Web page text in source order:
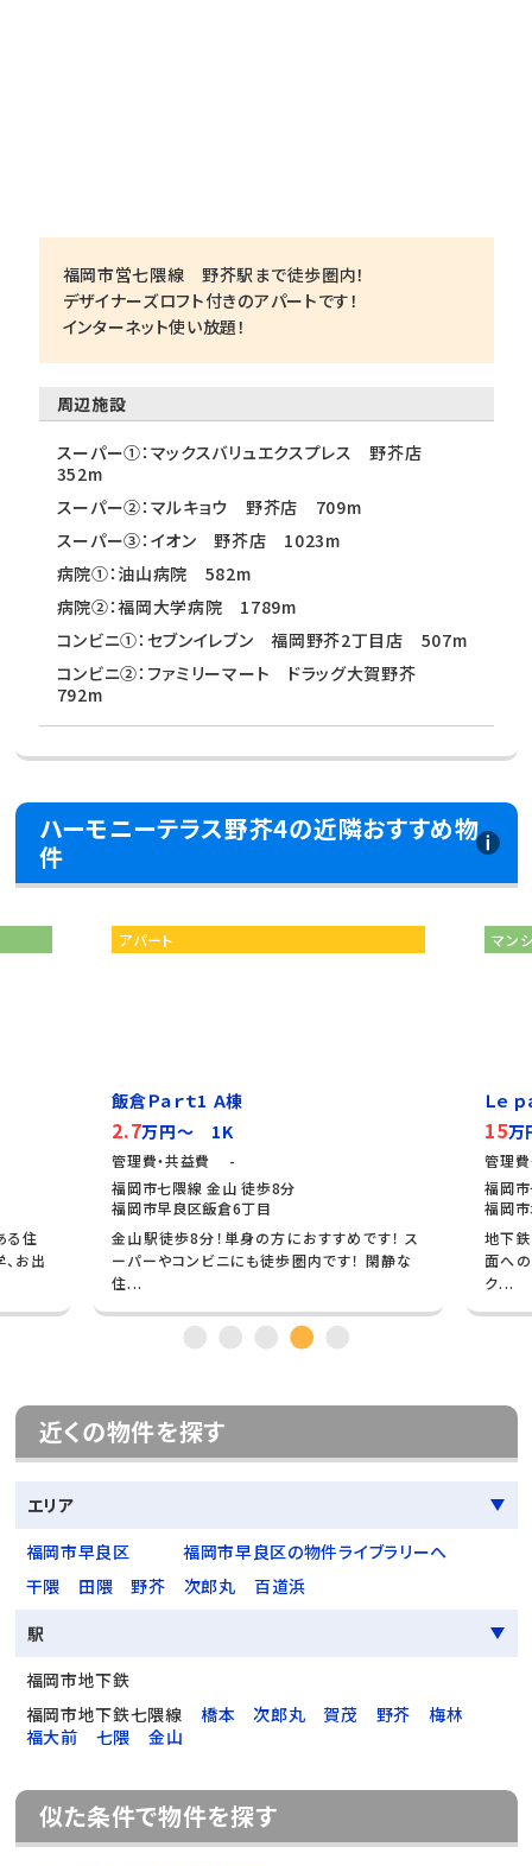
福岡市営七隈線 野芥駅まで徒歩圏内！
デザイナーズロフト付きのアパートです！
インターネット使い放題！
周辺施設
スーパー①：マックスバリュエクスプレス 野芥店
352m
スーパー②：マルキョウ 野芥店 709m
スーパー③：イオン 野芥店 1023m
病院①：油山病院 582m
病院②：福岡大学病院 1789m
コンビニ①：セブンイレブン 福岡野芥2丁目店 507m
コンビニ②：ファミリーマート ドラッグ大賀野芥
792m
ハーモニーテラス野芥4の近隣おすすめ物
件
る住
お出
アパート
飯倉Ｐａｒｔ1 Ａ棟
2.7万円～ 1K
管理費・共益費 -
福岡市七隈線 金山 徒歩8分
福岡市早良区飯倉6丁目
金山駅徒歩8分！単身の方におすすめです！ ス
ーパーやコンビニにも徒歩圏内です！ 閑静な
住...
マン
Ｌｅ
15
管理
福岡
福岡
地下
面へ
ク...
近くの物件を探す
エリア
福岡市早良区
福岡市早良区の物件ライブラリーへ
干隈
田隈 野芥 次郎丸
百道浜
駅
福岡市地下鉄
福岡市地下鉄七隈線
橋本 次郎丸 賀茂 野芥
梅林
福大前
七隈 金山
似た条件で物件を探す